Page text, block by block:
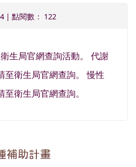
| 點閱數： 122
生局官網查詢活動。 代謝
至衛生局官網查詢。 慢性
衛生局官網查詢。
補助計畫